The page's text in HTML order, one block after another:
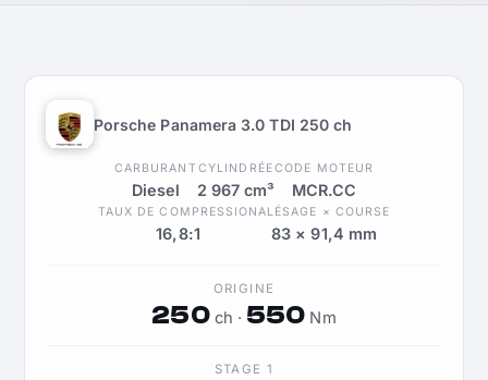
Porsche Panamera 3.0 TDI 250 ch
CARBURANT
Diesel
CYLINDRÉE
2 967 cm³
CODE MOTEUR
MCR.CC
TAUX DE COMPRESSION
16,8:1
ALÉSAGE × COURSE
83 × 91,4 mm
ORIGINE
250ch · 550 Nm
STAGE 1